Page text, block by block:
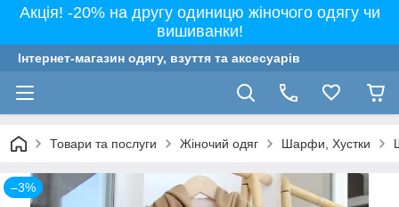
Акція! -20% на другу одиницю жіночого одягу чи
вишиванки!
Інтернет-магазин одягу, взуття та аксесуарів
Товари та послуги Жіночий одяг Шарфи, Хустки
–3%